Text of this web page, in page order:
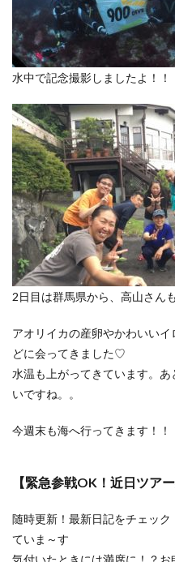
水中で記念撮影しましたよ！！
2日目は群馬県から、高山さん
アオリイカの産卵やかわいい
どに会ってきました♡
水温も上がってきています。
いですね。。
今週末も海へ行ってきます！！
【緊急参戦OK！近日ツア
随時更新！最新日記をチェッ
ていま～す
気付いたときには満席に！？